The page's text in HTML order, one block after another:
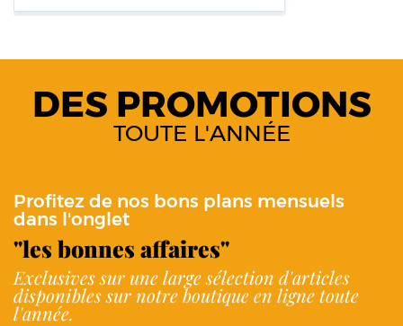
DES PROMOTIONS
TOUTE L'ANNÉE
Profitez de nos bons plans mensuels
dans l'onglet
"les bonnes affaires"
Exclusives sur une large sélection d'articles
disponibles sur notre boutique en ligne toute
l'année.